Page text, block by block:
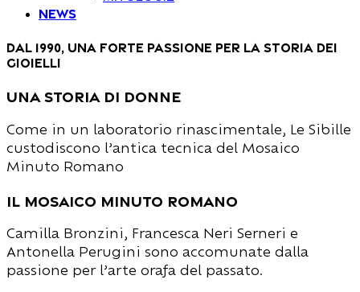
News
dal 1990, una forte passione per la storia dei
gioielli
una storia di donne
Come in un laboratorio rinascimentale, Le Sibille
custodiscono l’antica tecnica del Mosaico
Minuto Romano
il mosaico minuto romano
Camilla Bronzini, Francesca Neri Serneri e
Antonella Perugini sono accomunate dalla
passione per l’arte orafa del passato.